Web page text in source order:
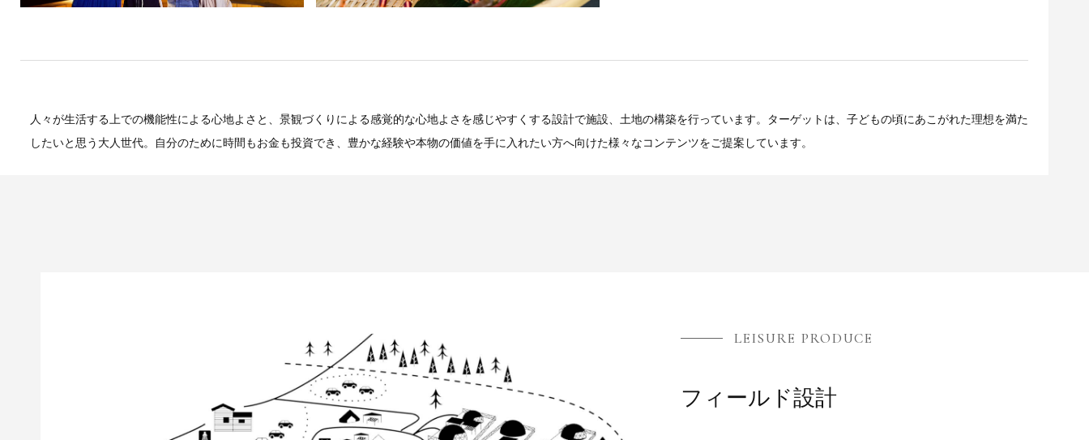
人々が生活する上での機能性による心地よさと、景観づくりによる感覚的な心地よさを感じやすくする設計で施設、土地の構築を行っています。ターゲットは、子どもの頃にあこがれた理想を満た
したいと思う大人世代。自分のために時間もお金も投資でき、豊かな経験や本物の価値を手に入れたい方へ向けた様々なコンテンツをご提案しています。
LEISURE PRODUCE
フィールド設計